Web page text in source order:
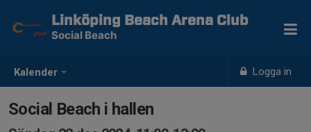
Kalender Logga in
Linköping Beach Arena Club
Social Beach
Social Beach i hallen